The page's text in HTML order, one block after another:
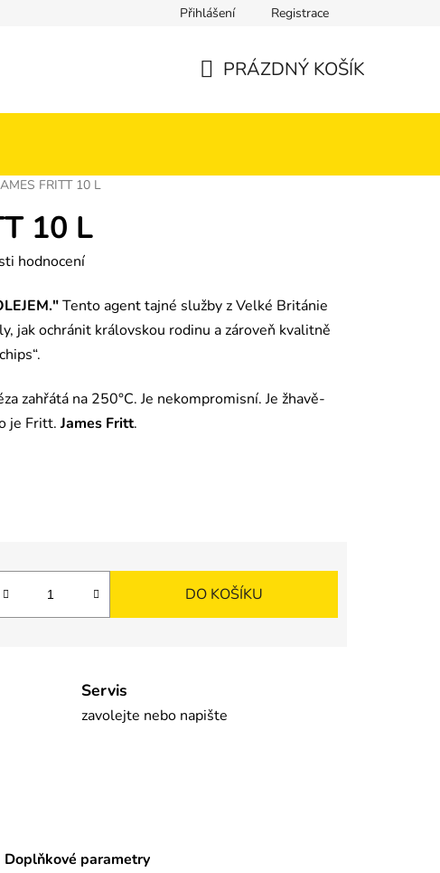
Přihlášení Registrace
PRÁZDNÝ KOŠÍK
FRITT 10 L
10 L
je 0,0 z 5 hvězdiček.
hodnocení
Tento agent tajné služby z Velké Británie
jak ochránit královskou rodinu a zároveň kvalitně
zahřátá na 250°C. Je nekompromisní. Je žhavě-
je Fritt.James Fritt.
DO KOŠÍKU
Servis
zavolejte nebo napište
Doplňkové parametry